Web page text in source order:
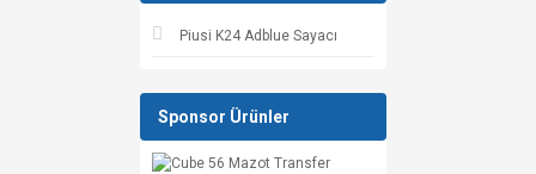
Piusi K24 Adblue Sayacı
Sponsor Ürünler